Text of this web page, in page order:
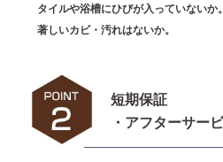
タイルや浴槽にひびが入っていないか。
著しいカビ・汚れはないか。
短期保証
・アフターサー